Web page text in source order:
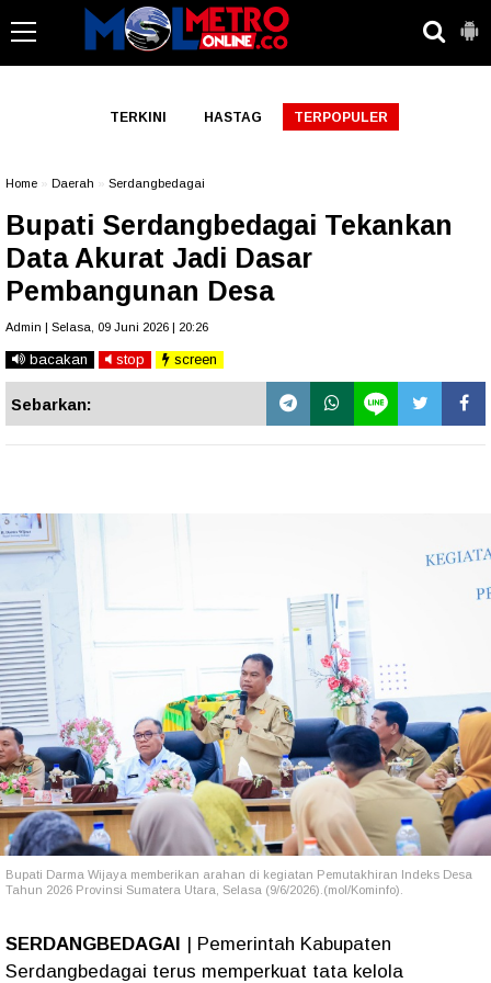
TERKINI HASTAG TERPOPULER
Home Daerah Serdangbedagai
Bupati Serdangbedagai Tekankan
Data Akurat Jadi Dasar
Pembangunan Desa
Admin | Selasa, 09 Juni 2026 | 20:26
bacakan stop screen
Sebarkan:
Bupati Darma Wijaya memberikan arahan di kegiatan Pemutakhiran Indeks Desa
Tahun 2026 Provinsi Sumatera Utara, Selasa (9/6/2026).(mol/Kominfo).
SERDANGBEDAGAI | Pemerintah Kabupaten
Serdangbedagai terus memperkuat tata kelola